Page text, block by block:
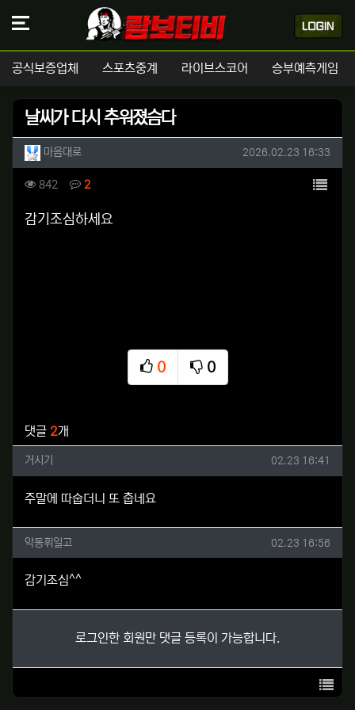
공식보증업체 스포츠중계 라이브스코어 승부예측게임
날씨가 다시 추워졌슴다
작성자 정보
마음대로 작성일
2026.02.23 16:33
컨텐츠 정보
842 조회 2댓글 목록
본문
감기조심하세요
0
추천
0
비추천
댓글 2개
거시기님의 댓글
거시기 작성일
02.23 16:41
주말에 따숩더니 또 춥네요
악동휘일고님의 댓글
악동휘일고 작성일
02.23 16:56
감기조심^^
로그인한 회원만 댓글 등록이 가능합니다.
목록